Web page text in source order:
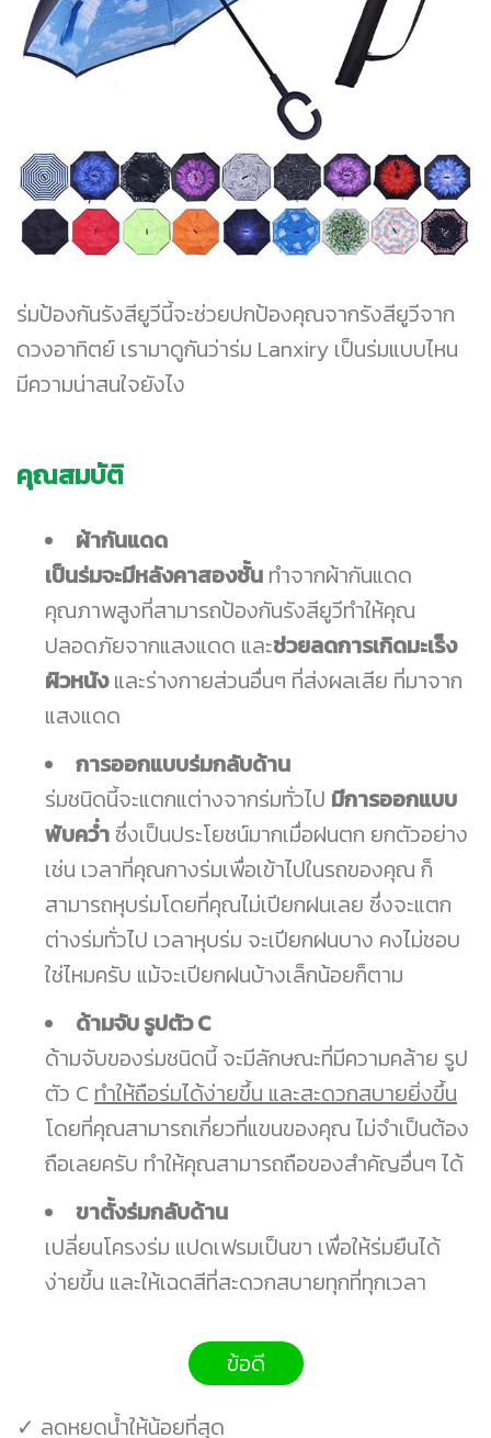
ร่มป้องกันรังสียูวีนี้จะช่วยปกป้องคุณจากรังสียูวีจาก
ดวงอาทิตย์ เรามาดูกันว่าร่ม Lanxiry เป็นร่มแบบไหน
มีความน่าสนใจยังไง
คุณสมบัติ
ผ้ากันแดด
เป็นร่มจะมีหลังคาสองชั้น ทำจากผ้ากันแดด
คุณภาพสูงที่สามารถป้องกันรังสียูวีทำให้คุณ
ปลอดภัยจากแสงแดด และช่วยลดการเกิดมะเร็ง
ผิวหนังและร่างกายส่วนอื่นๆ ที่ส่งผลเสีย ที่มาจาก
แสงแดด
การออกแบบร่มกลับด้าน
ร่มชนิดนี้จะแตกแต่างจากร่มทั่วไป มีการออกแบบ
พับคว่ำ ซึ่งเป็นประโยชน์มากเมื่อฝนตก ยกตัวอย่าง
เช่น เวลาที่คุณกางร่มเพื่อเข้าไปในรถของคุณ ก็
สามารถหุบร่มโดยที่คุณไม่เปียกฝนเลย ซึ่งจะแตก
ต่างร่มทั่วไป เวลาหุบร่ม จะเปียกฝนบาง คงไม่ชอบ
ใช่ไหมครับ แม้จะเปียกฝนบ้างเล็กน้อยก็ตาม
ด้ามจับ รูปตัว C
ด้ามจับของร่มชนิดนี้ จะมีลักษณะที่มีความคล้าย รูป
ตัว C ทำให้ถือร่มได้ง่ายขึ้น และสะดวกสบายยิ่งขึ้น
โดยที่คุณสามารถเกี่ยวที่แขนของคุณ ไม่จำเป็นต้อง
ถือเลยครับ ทำให้คุณสามารถถือของสำคัญอื่นๆ ได้
ขาตั้งร่มกลับด้าน
เปลี่ยนโครงร่ม แปดเฟรมเป็นขา เพื่อให้ร่มยืนได้
ง่ายขึ้น และให้เฉดสีที่สะดวกสบายทุกที่ทุกเวลา
ข้อดี
✓ ลดหยดน้ำให้น้อยที่สุด